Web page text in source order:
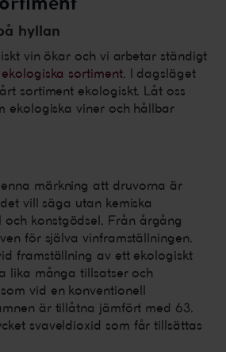
hyllan
vin ökar och vi arbetar ständigt
sortiment. I dagsläget
sortiment ekologiskt. Låt oss
ekologiska viner och hållbar
märkning att druvorna är
vill säga utan kemiska
och konstgödsel. Från årgång
för själva vinframställningen.
framställning av ett ekologiskt
lika många tillsatser och
vid en konventionell
är tillåtna jämfört med 63.
svaveldioxid som får tillsättas